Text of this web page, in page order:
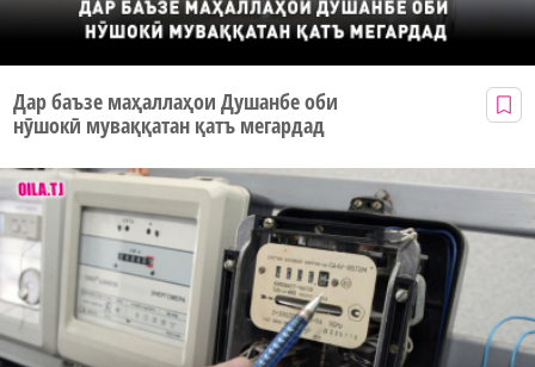
Дар баъзе маҳаллаҳои Душанбе оби
нӯшокӣ муваққатан қатъ мегардад